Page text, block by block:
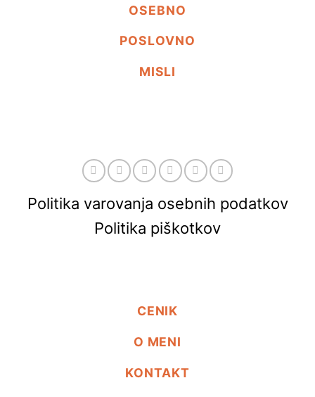
OSEBNO
POSLOVNO
MISLI
Politika varovanja osebnih podatkov
Politika piškotkov
CENIK
O MENI
KONTAKT